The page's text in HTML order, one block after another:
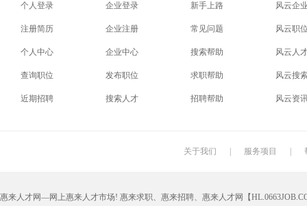
个人登录
注册简历
个人中心
查询职位
近期招聘
企业登录
企业注册
企业中心
发布职位
搜索人才
新手上路
常见问题
搜索帮助
求职帮助
招聘帮助
风云企
风云职
风云人
风云搜
风云资
关于我们 服务项目
惠来人才网—网上惠来人才市场! 惠来求职、惠来招聘、惠来人才网【